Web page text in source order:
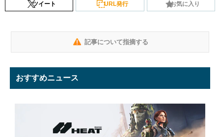
ツイート URL発行 お気に入り
記事について指摘する
おすすめニュース